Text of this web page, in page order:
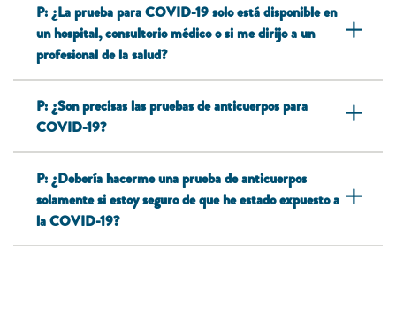
P: ¿La prueba para COVID-19 solo está disponible en
un hospital, consultorio médico o si me dirijo a un
profesional de la salud?
P: ¿Son precisas las pruebas de anticuerpos para
COVID-19?
P: ¿Debería hacerme una prueba de anticuerpos
solamente si estoy seguro de que he estado expuesto a
la COVID-19?